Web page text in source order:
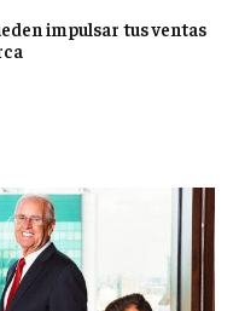
impulsar tus ventas